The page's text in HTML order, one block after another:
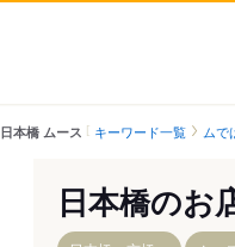
日本橋 ムース キーワード一覧 ムで
日本橋のお